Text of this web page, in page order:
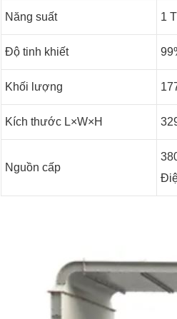
Năng suất 1
Độ tinh khiết
Khối lượng
Kích thước L×W×H
Nguồn cấp